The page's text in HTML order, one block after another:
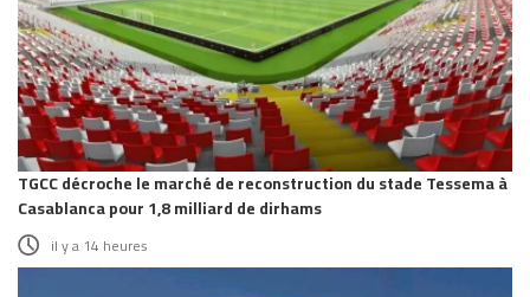
TGCC décroche le marché de reconstruction du stade Tessema à
Casablanca pour 1,8 milliard de dirhams
il y a 14 heures